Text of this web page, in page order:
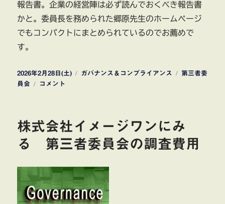
報告書。企業の経営陣は必ず読んでおくべき報告書
かと。委員長を務められた郷原先生のホームページ
でもコンパクトにまとめられているのでお薦めで
す。
投
稿
2026年2月28日(土)
カ
ガバナンス＆コンプライアンス
タ
第三者委
員会
Abalance
委
会」
検
証
を
行
コメント
株式会社イメージワンにみ
る 第三者委員会の調査費用